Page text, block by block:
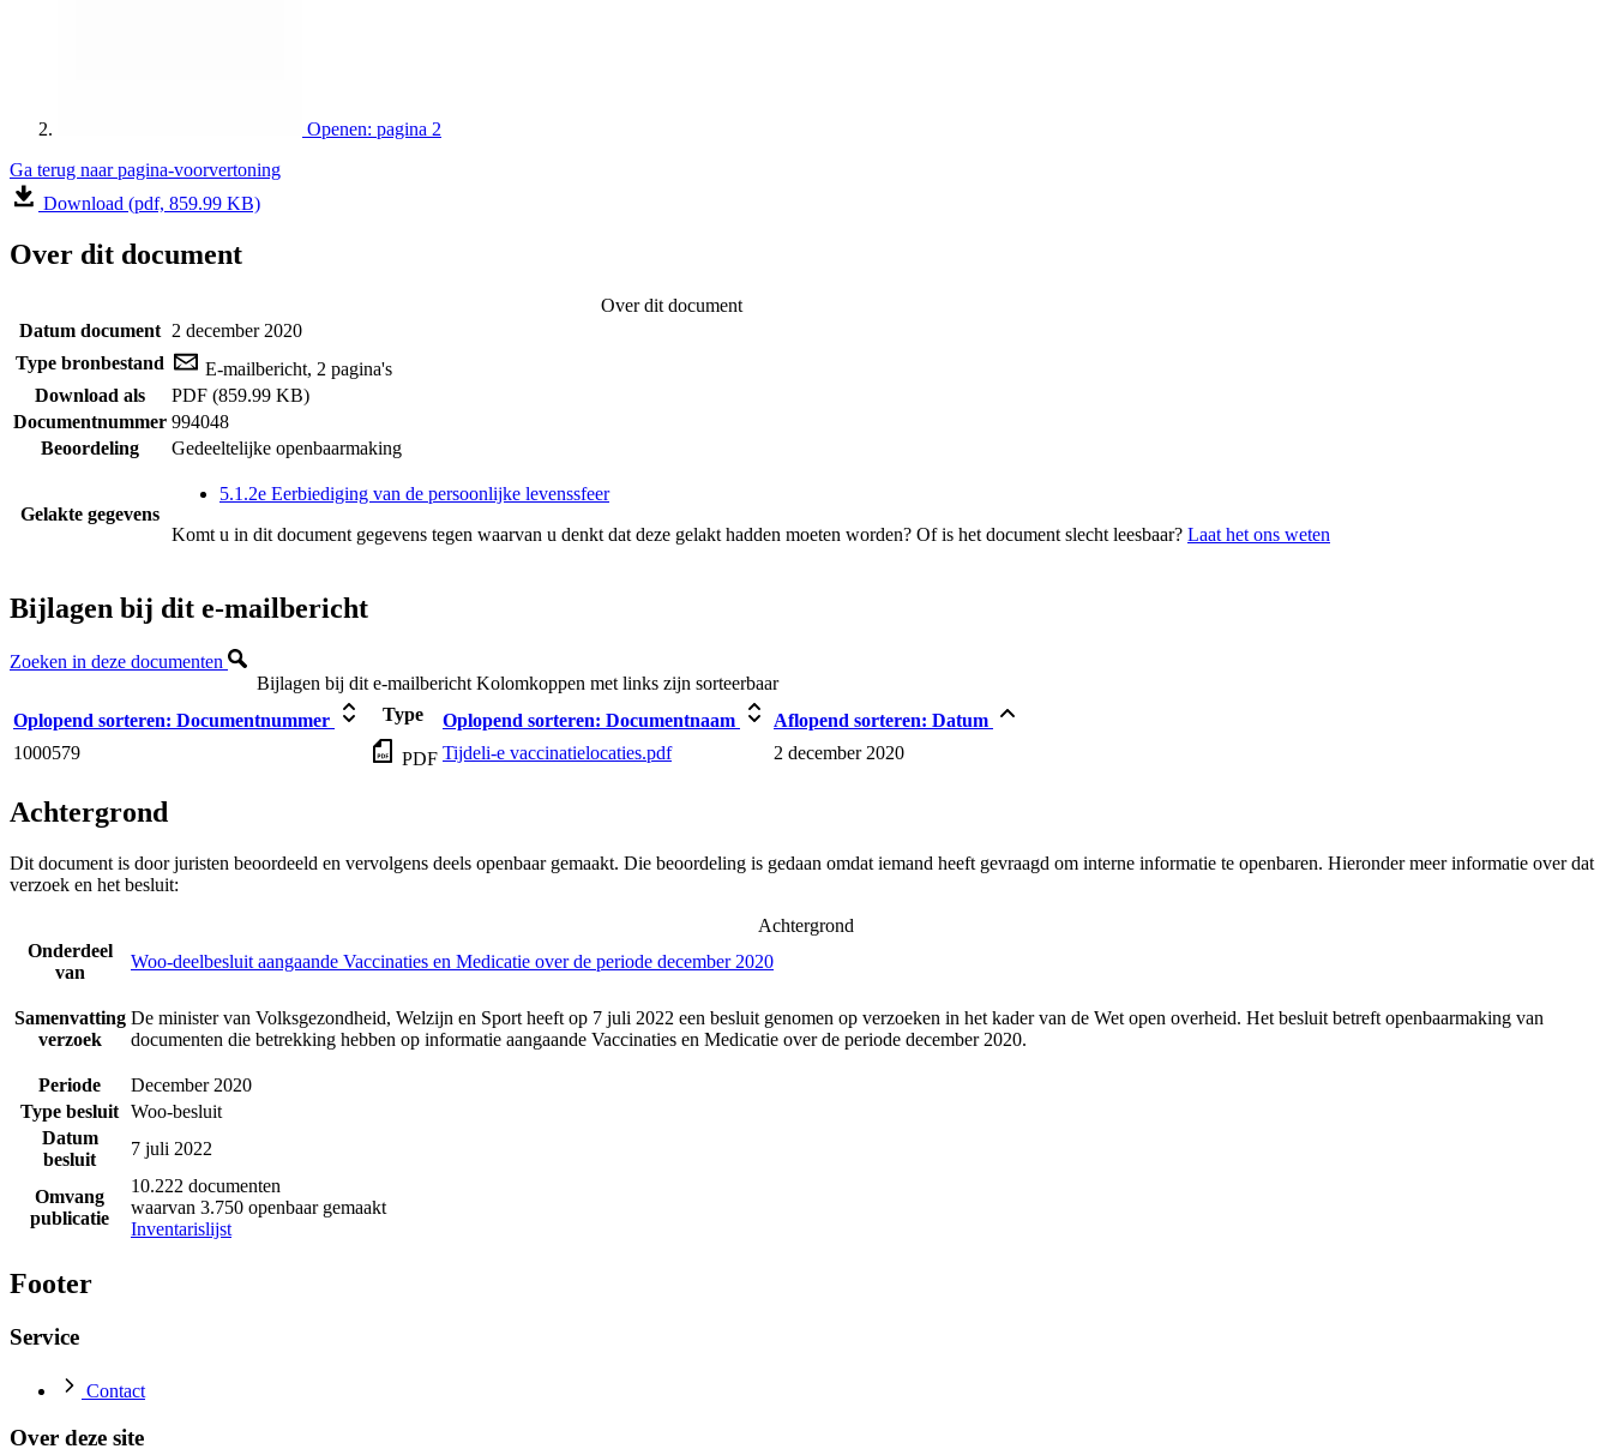
Openen: pagina 2
Ga terug naar pagina-voorvertoning
Download (pdf, 859.99 KB)
Over dit document
Over dit document
Datum document 2 december 2020
Type bronbestand
E-mailbericht, 2 pagina's
Download als
PDF (859.99 KB)
Documentnummer 994048
Beoordeling
Gedeeltelijke openbaarmaking
Gelakte gegevens
5.1.2e Eerbiediging van de persoonlijke levenssfeer
Komt u in dit document gegevens tegen waarvan u denkt dat deze gelakt hadden moeten worden? Of is het document slecht leesbaar? Laat het ons weten
Bijlagen bij dit e-mailbericht
Zoeken in deze documenten
Bijlagen bij dit e-mailbericht Kolomkoppen met links zijn sorteerbaar
Oplopend sorteren: Documentnummer Type Oplopend sorteren: Documentnaam Aflopend sorteren: Datum
1000579
PDF Tijdeli-e vaccinatielocaties.pdf 2 december 2020
Achtergrond
Dit document is door juristen beoordeeld en vervolgens deels openbaar gemaakt. Die beoordeling is gedaan omdat iemand heeft gevraagd om interne informatie te openbaren. Hieronder meer informatie over dat
verzoek en het besluit:
Achtergrond
Onderdeel
van
Woo-deelbesluit aangaande Vaccinaties en Medicatie over de periode december 2020
Samenvatting
verzoek
De minister van Volksgezondheid, Welzijn en Sport heeft op 7 juli 2022 een besluit genomen op verzoeken in het kader van de Wet open overheid. Het besluit betreft openbaarmaking van
documenten die betrekking hebben op informatie aangaande Vaccinaties en Medicatie over de periode december 2020.
Periode
December 2020
Type besluit Woo-besluit
Datum
besluit
7 juli 2022
Omvang
publicatie
10.222 documenten
waarvan 3.750 openbaar gemaakt
Inventarislijst
Footer
Service
Contact
Over deze site